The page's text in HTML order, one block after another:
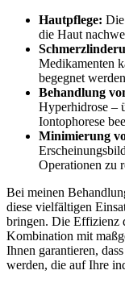
Hautpflege:
die Haut
Medikamenten
begegnet
Behandlung
Hyperhidrose –
Iontophorese
Minimierung
Operationen zu
Bei ‍meinen
diese vielfältigen
bringen. Die Effizienz
Kombination mit
Ihnen garantieren,
werden, die auf Ihre